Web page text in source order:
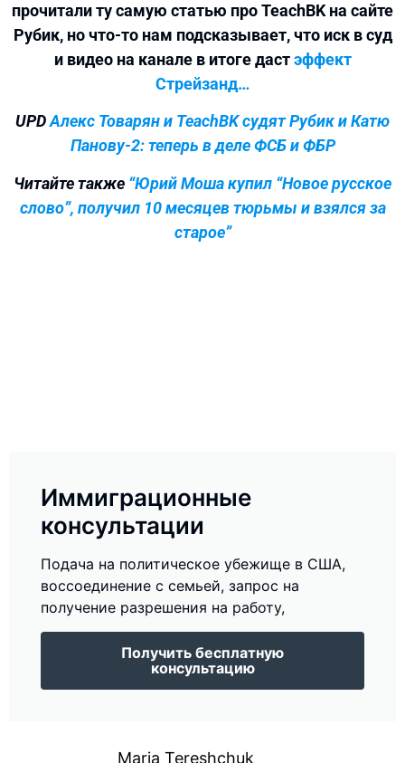
прочитали ту самую статью про TeachBK на сайте
Рубик, но что-то нам подсказывает, что иск в суд
и видео на канале в итоге дастэффект
Стрейзанд…
UPDАлекс Товарян и TeachBK судят Рубик и Катю
Панову-2: теперь в деле ФСБ и ФБР
Читайте также “Юрий Моша купил “Новое русское
слово”, получил 10 месяцев тюрьмы и взялся за
старое”
Иммиграционные
консультации
Подача на политическое убежище в США,
воссоединение с семьей, запрос на
получение разрешения на работу,
Получить бесплатную
консультацию
Maria Tereshchuk